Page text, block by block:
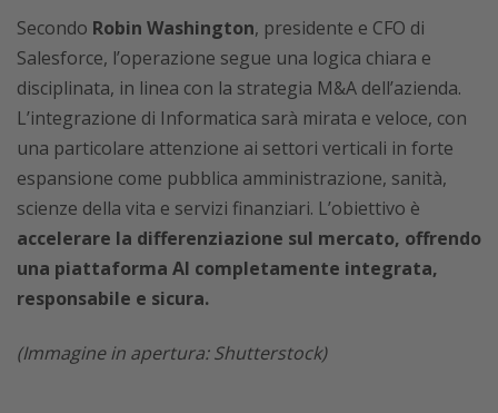
Secondo Robin Washington, presidente e CFO di
Salesforce, l’operazione segue una logica chiara e
disciplinata, in linea con la strategia M&A dell’azienda.
L’integrazione di Informatica sarà mirata e veloce, con
una particolare attenzione ai settori verticali in forte
espansione come pubblica amministrazione, sanità,
scienze della vita e servizi finanziari. L’obiettivo è
accelerare la differenziazione sul mercato, offrendo
una piattaforma AI completamente integrata,
responsabile e sicura.
(Immagine in apertura: Shutterstock)